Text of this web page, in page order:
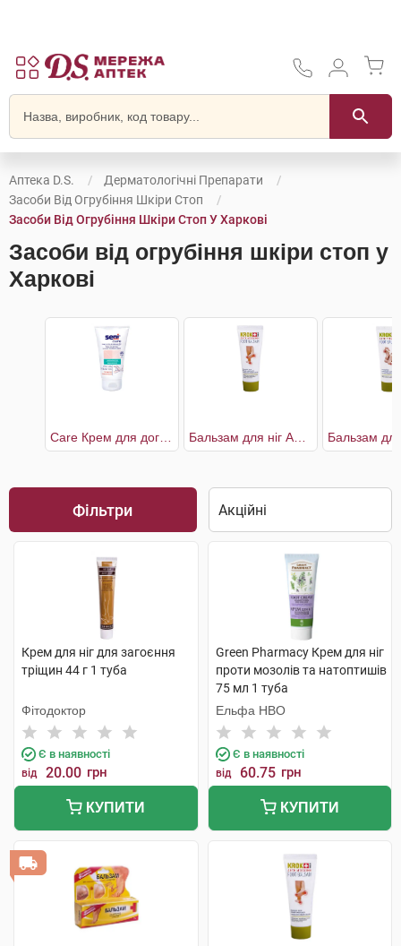
Аптека D.S.
Дерматологічні Препарати
Засоби Від Огрубіння Шкіри Стоп
Засоби Від Огрубіння Шкіри Стоп У Харкові
Засоби від огрубіння шкіри стоп у
Харкові
Фільтри
Крем для ніг для загоєння
тріщин 44 г 1 туба
Фітодоктор
Є в наявності
від 20.00 грн
КУПИТИ
Green Pharmacy Крем для ніг
проти мозолів та натоптишів
75 мл 1 туба
Ельфа НВО
Є в наявності
від 60.75 грн
КУПИТИ